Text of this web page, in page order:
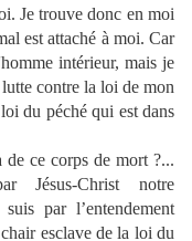
Je trouve donc en moi
est attaché à moi. Car
intérieur, mais je
contre la loi de mon
du péché qui est dans
ce corps de mort ?...
Jésus-Christ notre
par l’entendement
esclave de la loi du